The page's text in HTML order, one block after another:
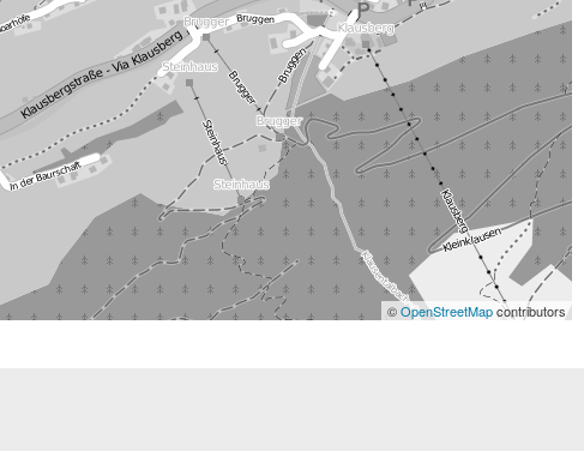
©OpenStreetMapcontributors